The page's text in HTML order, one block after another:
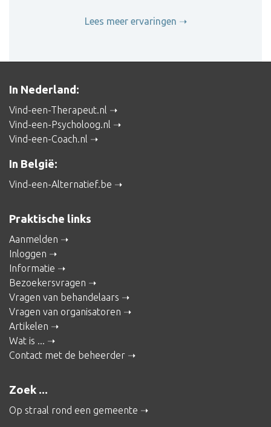
Lees meer ervaringen
In Nederland:
Vind-een-Therapeut.nl
Vind-een-Psycholoog.nl
Vind-een-Coach.nl
In België:
Vind-een-Alternatief.be
Praktische links
Aanmelden
Inloggen
Informatie
Bezoekersvragen
Vragen van behandelaars
Vragen van organisatoren
Artikelen
Wat is ...
Contact met de beheerder
Zoek ...
Op straal rond een gemeente